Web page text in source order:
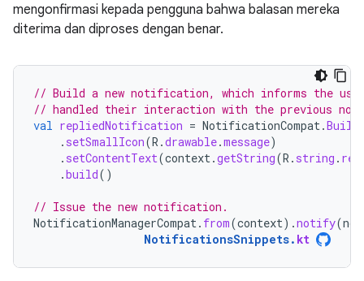
mengonfirmasi kepada pengguna bahwa balasan mereka
diterima dan diproses dengan benar.
// Build a new notification, which informs the
// handled their interaction with the previous
val repliedNotification = NotificationCompat .
. setSmallIcon(R .drawable.message)
. setContentText(context .getString(R . string .
.build()
// Issue the new notification.
NotificationManagerCompat . from(context).notify(
NotificationsSnippets. kt